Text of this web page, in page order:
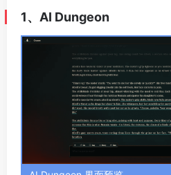
1、AI Dungeon